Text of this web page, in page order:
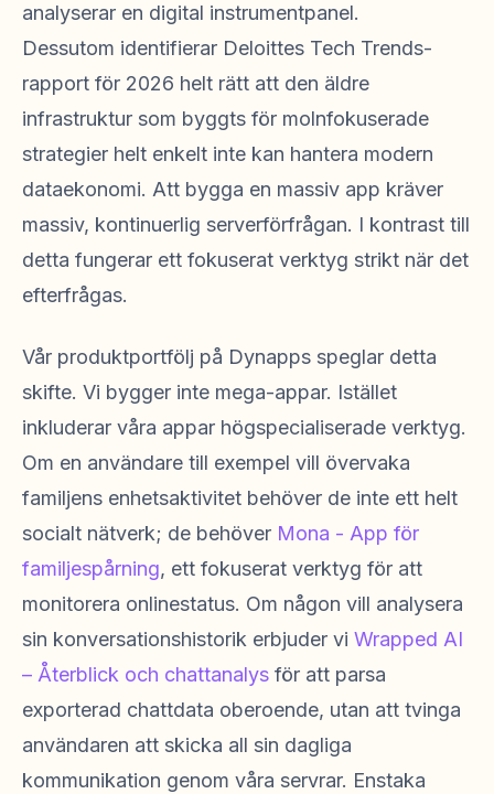
analyserar en digital instrumentpanel.
Dessutom identifierar Deloittes Tech Trends-
rapport för 2026 helt rätt att den äldre
infrastruktur som byggts för molnfokuserade
strategier helt enkelt inte kan hantera modern
dataekonomi. Att bygga en massiv app kräver
massiv, kontinuerlig serverförfrågan. I kontrast till
detta fungerar ett fokuserat verktyg strikt när det
efterfrågas.
Vår produktportfölj på Dynapps speglar detta
skifte. Vi bygger inte mega-appar. Istället
inkluderar våra appar högspecialiserade verktyg.
Om en användare till exempel vill övervaka
familjens enhetsaktivitet behöver de inte ett helt
socialt nätverk; de behöver Mona - App för
familjespårning, ett fokuserat verktyg för att
monitorera onlinestatus. Om någon vill analysera
sin konversationshistorik erbjuder vi Wrapped AI
– Återblick och chattanalys för att parsa
exporterad chattdata oberoende, utan att tvinga
användaren att skicka all sin dagliga
kommunikation genom våra servrar. Enstaka